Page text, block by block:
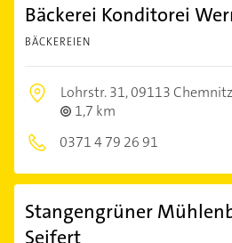
Bäckerei Konditorei
BÄCKEREIEN
Lohrstr. 31,09113 Chemnitz
1,7 km
0371 4 79 26 91
Stangengrüner
Seifert